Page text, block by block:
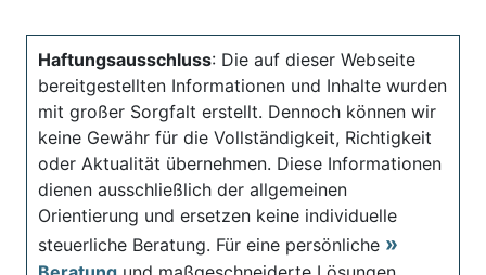
Haftungsausschluss: Die auf dieser Webseite
bereitgestellten Informationen und Inhalte wurden
mit großer Sorgfalt erstellt. Dennoch können wir
keine Gewähr für die Vollständigkeit, Richtigkeit
oder Aktualität übernehmen. Diese Informationen
dienen ausschließlich der allgemeinen
Orientierung und ersetzen keine individuelle
steuerliche Beratung. Für eine persönliche